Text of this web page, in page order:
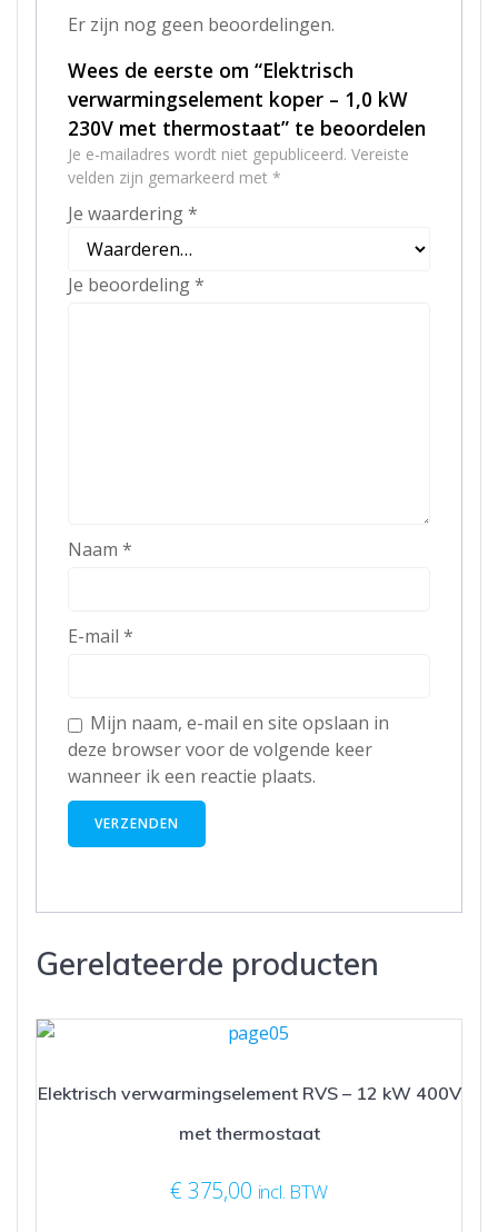
Er zijn nog geen beoordelingen.
Wees de eerste om “Elektrisch
verwarmingselement koper – 1,0 kW
230V met thermostaat” te beoordelen
Je e-mailadres wordt niet gepubliceerd. Vereiste
velden zijn gemarkeerd met *
Je waardering*
Je beoordeling*
Naam *
E-mail *
Mijn naam, e-mail en site opslaan in
deze browser voor de volgende keer
wanneer ik een reactie plaats.
Gerelateerde producten
Elektrisch verwarmingselement RVS – 12 kW 400V
met thermostaat
€ 375,00 incl. BTW